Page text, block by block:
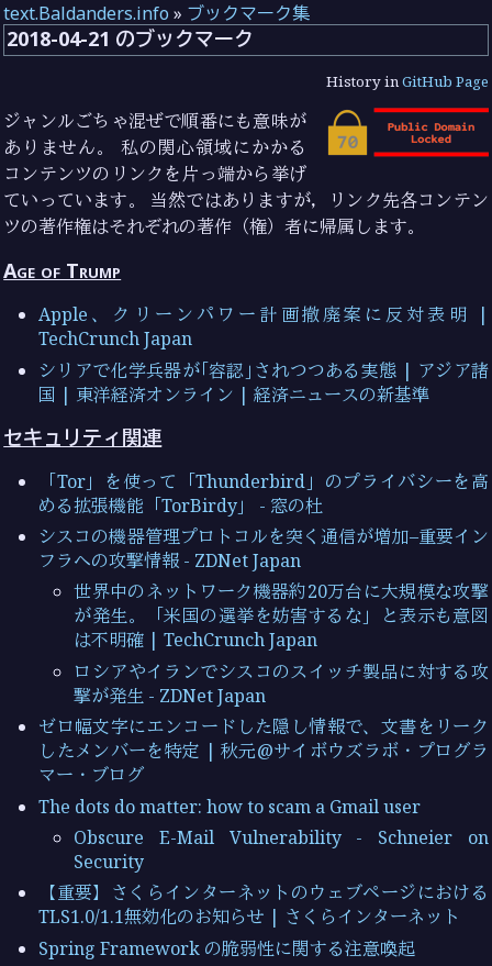
text.Baldanders.info » ブックマーク集
2018-04-21 のブックマーク
History inGitHub Page
ジャンルごちゃ混ぜで順番にも意味が
ありません。 私の関心領域にかかる
コンテンツのリンクを片っ端から挙げ
ていっています。 当然ではありますが，リンク先各コンテン
ツの著作権はそれぞれの著作（権）者に帰属します。
Age of Trump
Apple、クリーンパワー計画撤廃案に反対表明 |
TechCrunch Japan
シリアで化学兵器が｢容認｣されつつある実態 | アジア諸
国 | 東洋経済オンライン | 経済ニュースの新基準
セキュリティ関連
「Tor」を使って「Thunderbird」のプライバシーを高
める拡張機能「TorBirdy」 - 窓の杜
シスコの機器管理プロトコルを突く通信が増加–重要イン
フラへの攻撃情報 - ZDNet Japan
世界中のネットワーク機器約20万台に大規模な攻撃
が発生。「米国の選挙を妨害するな」と表示も意図
は不明確 | TechCrunch Japan
ロシアやイランでシスコのスイッチ製品に対する攻
撃が発生 - ZDNet Japan
ゼロ幅文字にエンコードした隠し情報で、文書をリーク
したメンバーを特定 | 秋元@サイボウズラボ・プログラ
マー・ブログ
The dots do matter: how to scam a Gmail user
Obscure E-Mail Vulnerability - Schneier on
Security
【重要】さくらインターネットのウェブページにおける
TLS1.0/1.1無効化のお知らせ | さくらインターネット
Spring Framework の脆弱性に関する注意喚起